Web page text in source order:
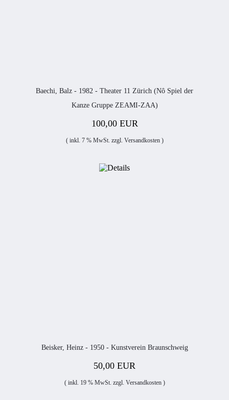
Baechi, Balz - 1982 - Theater 11 Zürich (Nô Spiel der
Kanze Gruppe ZEAMI-ZAA)
100,00 EUR
( inkl. 7 % MwSt. zzgl. Versandkosten)
Beisker, Heinz - 1950 - Kunstverein Braunschweig
50,00 EUR
( inkl. 19 % MwSt. zzgl. Versandkosten)